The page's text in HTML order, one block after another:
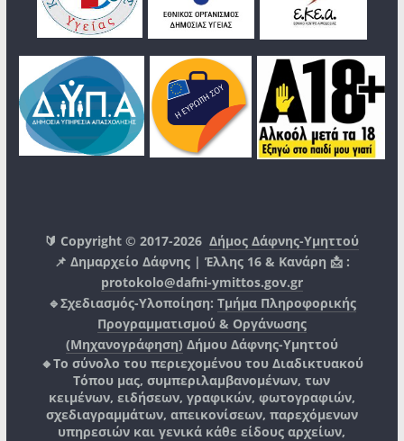
🔰 Copyright © 2017-2026Δήμος Δάφνης-Υμηττού
📌 Δημαρχείο Δάφνης | Έλλης 16 & Κανάρη 📩 :
protokolo@dafni-ymittos.gov.gr
🔹Σχεδιασμός-Υλοποίηση: Τμήμα Πληροφορικής
Προγραμματισμού & Οργάνωσης
(Μηχανογράφηση) Δήμου Δάφνης-Υμηττού
🔸Το σύνολο του περιεχομένου του Διαδικτυακού
Τόπου μας, συμπεριλαμβανομένων, των
κειμένων, ειδήσεων, γραφικών, φωτογραφιών,
σχεδιαγραμμάτων, απεικονίσεων, παρεχόμενων
υπηρεσιών και γενικά κάθε είδους αρχείων,